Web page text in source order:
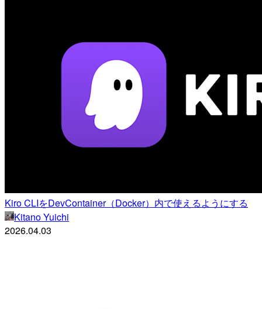
Kiro CLIをDevContainer（Docker）内で使えるようにする
Kitano Yuichi
2026.04.03